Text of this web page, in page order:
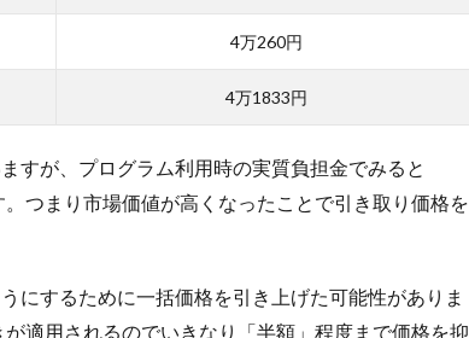
4万260円
4万1833円
すが、プログラム利用時の実質負担金でみると
つまり市場価値が高くなったことで引き取り価格を
にするために一括価格を引き上げた可能性がありま
適用されるのでいきなり「半額」程度まで価格を抑